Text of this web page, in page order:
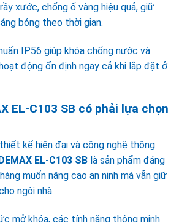
xước, chống ố vàng hiệu quả, giữ
bóng theo thời gian.
IP56 giúp khóa chống nước và
động ổn định ngay cả khi lắp đặt ở
EL-C103 SB có phải lựa chọn
kế hiện đại và công nghệ thông
EL-C103 SB là sản phẩm đáng
muốn nâng cao an ninh mà vẫn giữ
ngôi nhà.
mở khóa, các tính năng thông minh